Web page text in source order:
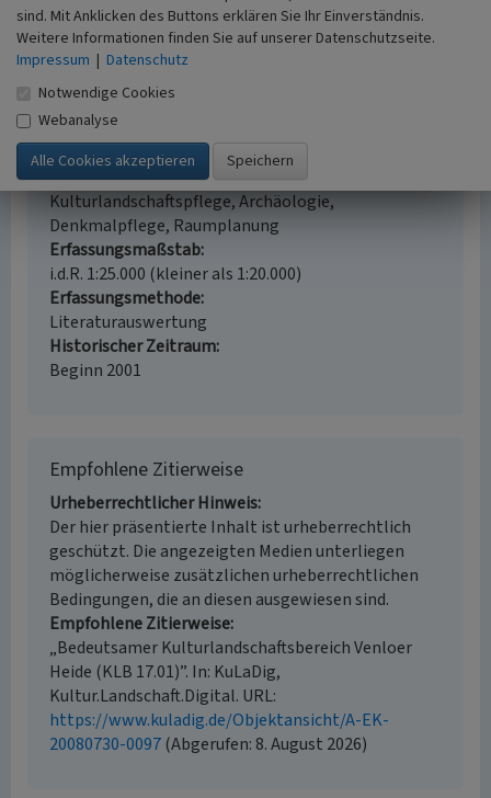
Bedeutsamer Kulturlandschaftsbereich Venloer
Heide (KLB 17.01)
Schlagwörter
Kulturlandschaftsbereich
Fliegerhorst Landwehr (Bauwerk)
Fachsicht(en)
Kulturlandschaftspflege, Archäologie,
Denkmalpflege, Raumplanung
Erfassungsmaßstab
i.d.R. 1:25.000 (kleiner als 1:20.000)
Erfassungsmethode
Literaturauswertung
Historischer Zeitraum
Beginn 2001
Empfohlene Zitierweise
Urheberrechtlicher Hinweis
Der hier präsentierte Inhalt ist urheberrechtlich
geschützt. Die angezeigten Medien unterliegen
möglicherweise zusätzlichen urheberrechtlichen
Bedingungen, die an diesen ausgewiesen sind.
Empfohlene Zitierweise
„Bedeutsamer Kulturlandschaftsbereich Venloer
Heide (KLB 17.01)”. In: KuLaDig,
Kultur.Landschaft.Digital. URL:
https://www.kuladig.de/Objektansicht/A-EK-
20080730-0097(Abgerufen: 8. August 2026)
sind. Mit Anklicken des Buttons erklären Sie Ihr Einverständnis.
Weitere Informationen finden Sie auf unserer Datenschutzseite.
Impressum | Datenschutz
Notwendige Cookies
Webanalyse